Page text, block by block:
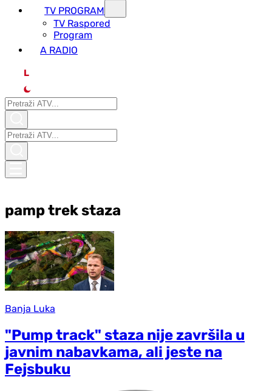
TV PROGRAM
ТV Raspored
Program
A RADIO
L
pamp trek staza
Banja Luka
"Pump track" staza nije završila u
javnim nabavkama, ali jeste na
Fejsbuku